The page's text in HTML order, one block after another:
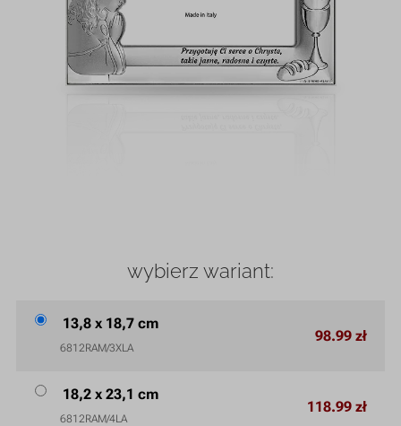
wybierz wariant:
13,8 x 18,7 cm
6812RAM/3XLA
98.99 zł
18,2 x 23,1 cm
6812RAM/4LA
118.99 zł